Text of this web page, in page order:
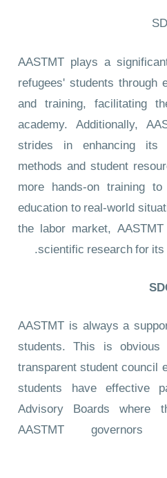
AASTMT plays a
refugees' students through
and training, facilitating
academy. Additionally,
strides in enhancing its
methods and student
more hands-on training
education to real-world
the labor market,
scientific research for
AASTMT is always a
students. This is
transparent student council
students have effective
Advisory Boards where
AASTMT